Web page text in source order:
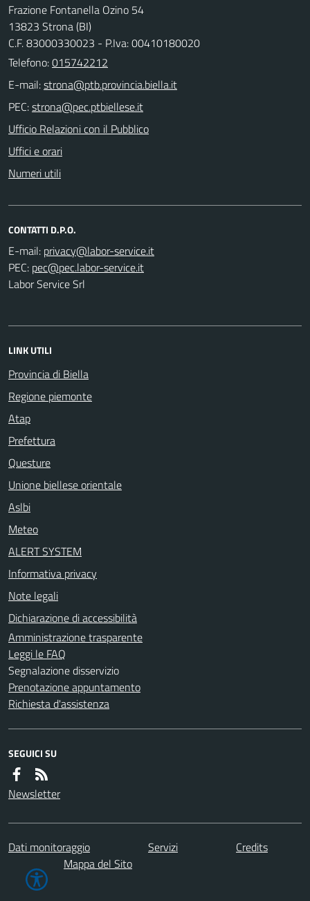
Frazione Fontanella Ozino 54
13823 Strona (BI)
C.F. 83000330023 - P.Iva: 00410180020
Telefono:015742212
E-mail:
PEC:
Ufficio Relazioni con il Pubblico
Uffici e orari
Numeri utili
CONTATTI D.P.O.
E-mail:
PEC:
Labor Service Srl
LINK UTILI
Provincia di Biella
Regione piemonte
Atap
Prefettura
Questure
Unione biellese orientale
Aslbi
Meteo
ALERT SYSTEM
Informativa privacy
Note legali
Dichiarazione di accessibilità
Amministrazione trasparente
Leggi le FAQ
Segnalazione disservizio
Prenotazione appuntamento
Richiesta d'assistenza
SEGUICI SU
Newsletter
Dati monitoraggio Servizi
Credits
Mappa del Sito